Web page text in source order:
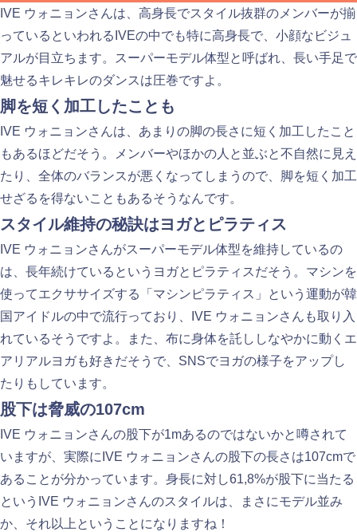
IVE ウォニョンさんは、高身長でスタイル抜群のメンバーが揃
っているといわれるIVEの中でも特に高身長で、小顔なビジュ
アルが目立ちます。スーパーモデル体型と呼ばれ、長い手足で
魅せるキレキレのダンスは圧巻ですよ。
脚を短く加工したことも
IVE ウォニョンさんは、あまりの脚の長さに短く加工したこと
もあるほどだそう。メンバーやほかの人と並ぶと不自然に見え
たり、全体のバランスが悪くなってしまうので、脚を短く加工
せざるを得ないこともあるそうなんです。
スタイル維持の秘訣はヨガとピラティス
IVE ウォニョンさんがスーパーモデル体型を維持しているの
は、長年続けているというヨガとピラティスだそう。マシンを
使ってエクササイズする「マシンピラティス」という運動が韓
国アイドルの中で流行っており、IVE ウォニョンさんも取り入
れているそうですよ。また、布に身体を託ししなやかに動くエ
アリアルヨガも好きだそうで、SNSでヨガの様子をアップし
たりもしています。
股下は脅威の107cm
IVE ウォニョンさんの股下が1mあるのではないかと噂されて
いますが、実際にIVE ウォニョンさんの股下の長さは107cmで
あることが分かっています。身長に対し61,8%が股下に当たる
というIVE ウォニョンさんのスタイルは、まさにモデル並み
か、それ以上ということになりますね！